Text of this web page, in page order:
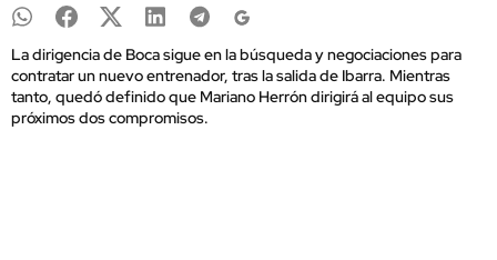
La dirigencia de Boca sigue en la búsqueda y negociaciones para
contratar un nuevo entrenador, tras la salida de Ibarra. Mientras
tanto, quedó definido que Mariano Herrón dirigirá al equipo sus
próximos dos compromisos.